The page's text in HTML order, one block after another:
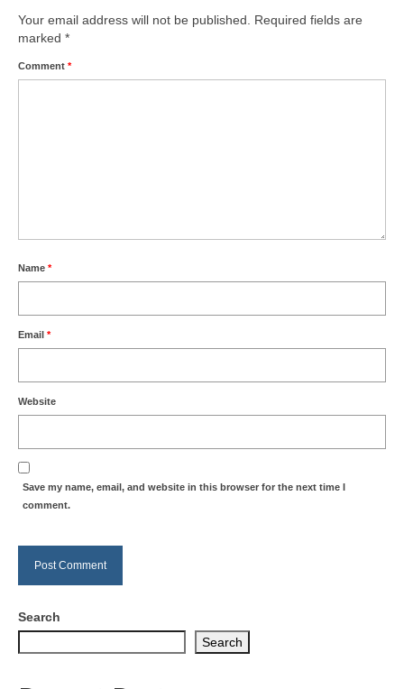
Your email address will not be published.
Required fields are
marked *
Comment *
Name *
Email *
Website
Save my name, email, and website in this browser for the next time I
comment.
Search
Search